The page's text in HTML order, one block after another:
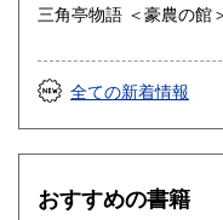
全ての新着情報
おすすめの書籍